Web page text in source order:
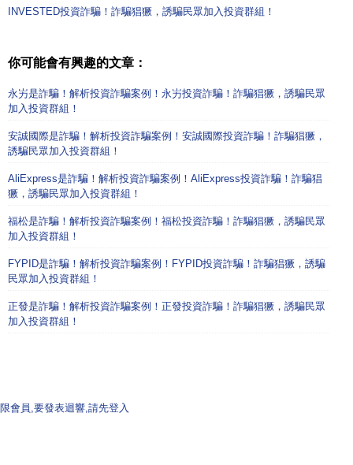
INVESTED投資詐騙！詐騙猖獗，誘騙民眾加入投資群組！
你可能會有興趣的文章：
永屴是詐騙！解析投資詐騙案例！永屴投資詐騙！詐騙猖獗，誘騙民眾
加入投資群組！
安誠國際是詐騙！解析投資詐騙案例！安誠國際投資詐騙！詐騙猖獗，
誘騙民眾加入投資群組！
AliExpress是詐騙！解析投資詐騙案例！AliExpress投資詐騙！詐騙猖
獗，誘騙民眾加入投資群組！
福松是詐騙！解析投資詐騙案例！福松投資詐騙！詐騙猖獗，誘騙民眾
加入投資群組！
FYPID是詐騙！解析投資詐騙案例！FYPID投資詐騙！詐騙猖獗，誘騙
民眾加入投資群組！
正發是詐騙！解析投資詐騙案例！正發投資詐騙！詐騙猖獗，誘騙民眾
加入投資群組！
限會員,要發表迴響,請先登入